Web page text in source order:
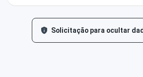
Solicitação para ocultar